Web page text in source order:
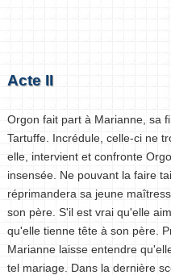
Acte II
Orgon fait part à Marianne, sa
Tartuffe. Incrédule, celle-ci ne
elle, intervient et confronte
insensée. Ne pouvant la faire
réprimandera sa jeune
son père. S'il est vrai qu'elle
qu'elle tienne tête à son père.
Marianne laisse entendre
tel mariage. Dans la dernière